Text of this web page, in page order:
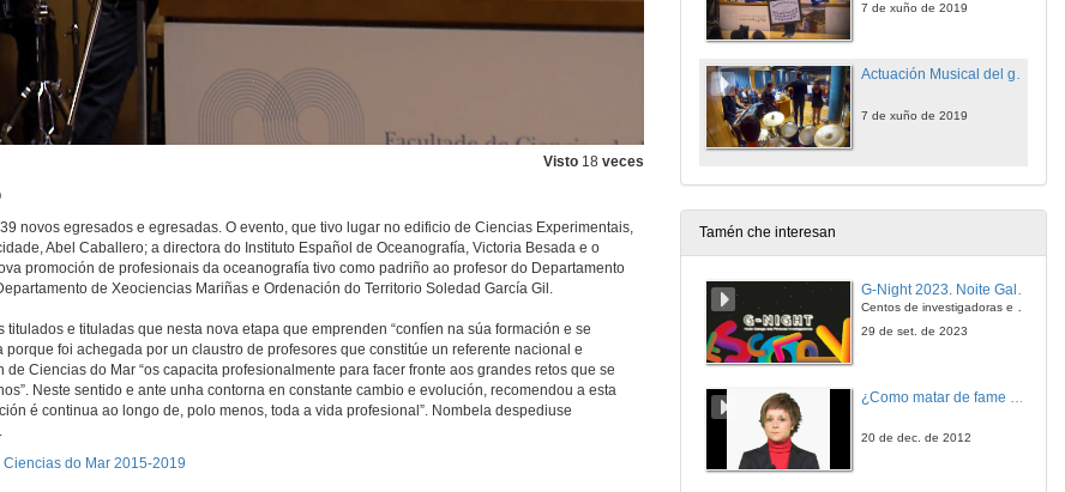
Visto 18 veces
novos egresados e egresadas. O evento, que tivo lugar no edificio de Ciencias Experimentais,
Abel Caballero; a directora do Instituto Español de Oceanografía, Victoria Besada e o
promoción de profesionais da oceanografía tivo como padriño ao profesor do Departamento
de Xeociencias Mariñas e Ordenación do Territorio Soledad García Gil.
e tituladas que nesta nova etapa que emprenden “confíen na súa formación e se
foi achegada por un claustro de profesores que constitúe un referente nacional e
Ciencias do Mar “os capacita profesionalmente para facer fronte aos grandes retos que se
Neste sentido e ante unha contorna en constante cambio e evolución, recomendou a esta
é continua ao longo de, polo menos, toda a vida profesional”. Nombela despediuse
do Mar 2015-2019
7 de xuño de 2019
Actuación Musical del grupo Ventoleira e peche do acto
7 de xuño de 2019
Tamén che interesan
G-Night 2023. Noite Galega das Persoas Investigadoras. Conciencias creativas
Centos de investigadoras e investigadores, decenas de actividades e sete cidades
29 de set. de 2023
20 de dec. de 2012